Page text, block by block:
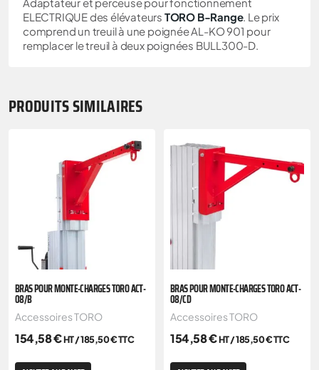
ELECTRIQUE des élévateurs TORO B-Range. Le prix
comprend un treuil à une poignée AL-KO 901 pour
remplacer le treuil à deux poignées BULL300-D.
PRODUITS SIMILAIRES
BRAS POUR MONTE-CHARGES TORO ACT-
08/B
Accessoires TORO
154,58€HT /185,50€TTC
BRAS POUR MONTE-CHARGES TORO ACT-
08/CD
Accessoires TORO
154,58€HT /185,50€TTC